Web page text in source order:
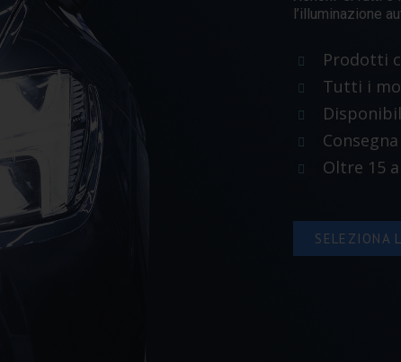
l’illuminazione
Prodotti
Tutti i
Oltre 15
SELEZIONA